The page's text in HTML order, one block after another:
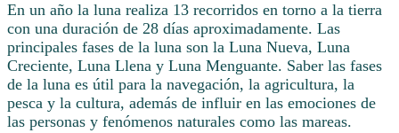
En un año la luna realiza 13 recorridos en torno a la tierra
con una duración de 28 días aproximadamente. Las
principales fases de la luna son la Luna Nueva, Luna
Creciente, Luna Llena y Luna Menguante. Saber las fases
de la luna es útil para la navegación, la agricultura, la
pesca y la cultura, además de influir en las emociones de
las personas y fenómenos naturales como las mareas.